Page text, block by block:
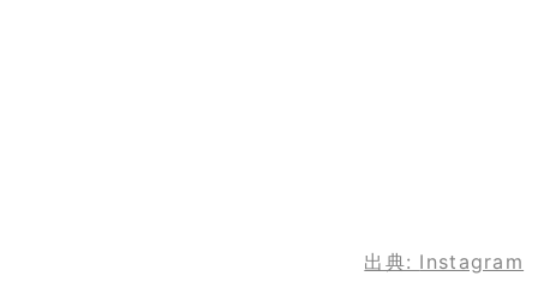
出典: Instagram